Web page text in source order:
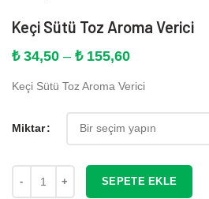
Keçi Sütü Toz Aroma Verici
₺34,50 – ₺155,60Fiyat
₺ 34,50
Keçi Sütü Toz Aroma Verici
Miktar
SEPETE EKLE